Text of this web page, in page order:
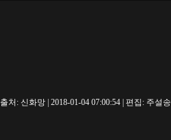
출처: 신화망 | 2018-01-04 07:00:54 | 편집: 주설송